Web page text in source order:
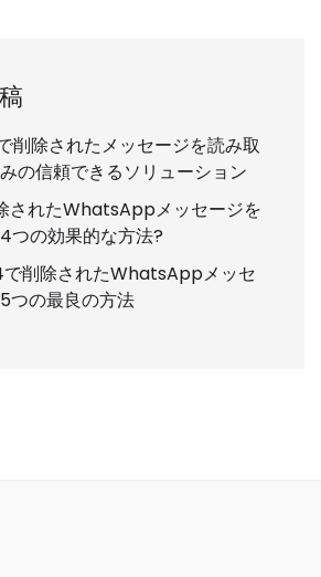
除されたメッセージを読み取
の信頼できるソリューション
されたWhatsAppメッセージを
つの効果的な方法?
削除されたWhatsAppメッセ
つの最良の方法